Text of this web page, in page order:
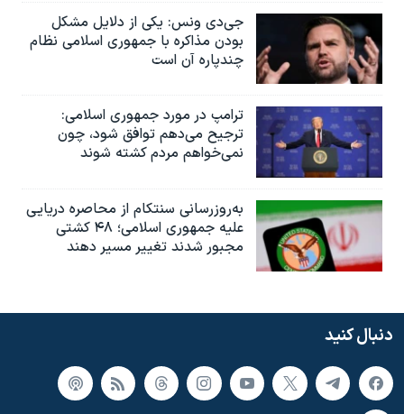
جی‌دی ونس: یکی از دلایل مشکل
بودن مذاکره با جمهوری اسلامی نظام
چندپاره آن است
ترامپ در مورد جمهوری اسلامی:
ترجیح می‌دهم توافق شود، چون
نمی‌خواهم مردم کشته شوند
به‌روزرسانی سنتکام از محاصره دریایی
علیه جمهوری اسلامی؛ ۴۸ کشتی
مجبور شدند تغییر مسیر دهند
دنبال کنید